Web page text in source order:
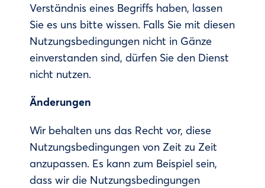
Verständnis eines Begriffs haben, lassen
Sie es uns bitte wissen. Falls Sie mit diesen
Nutzungsbedingungen nicht in Gänze
einverstanden sind, dürfen Sie den Dienst
nicht nutzen.
Änderungen
Wir behalten uns das Recht vor, diese
Nutzungsbedingungen von Zeit zu Zeit
anzupassen. Es kann zum Beispiel sein,
dass wir die Nutzungsbedingungen